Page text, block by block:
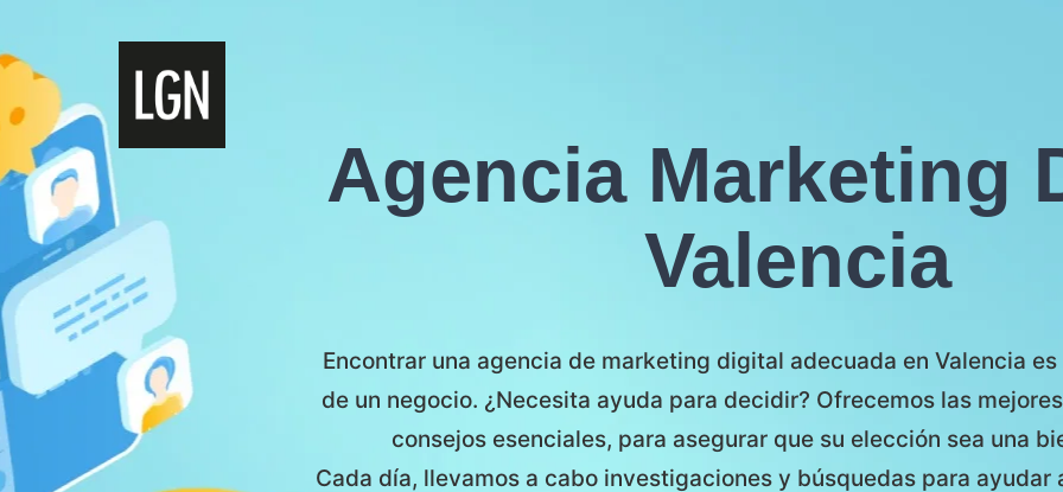
Agencia Marketing
Valencia
Encontrar una agencia de marketing digital adecuada en Valencia
de un negocio. ¿Necesita ayuda para decidir? Ofrecemos las
consejos esenciales, para asegurar que su elección sea una
Cada día, llevamos a cabo investigaciones y búsquedas para ayudar